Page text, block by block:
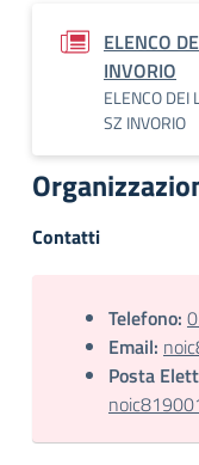
ELENCO
INVORIO
ELENCO DEI
SZ INVORIO
Contatti
Telefono:
Email:
Posta